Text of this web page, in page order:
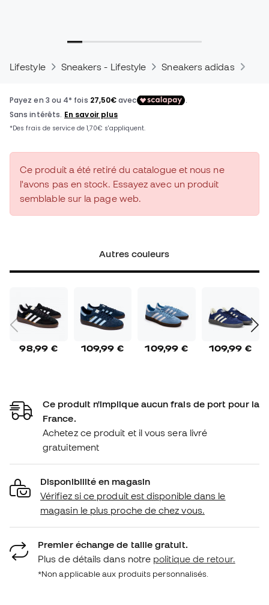
Lifestyle Sneakers - Lifestyle Sneakers adidas
Ce produit a été retiré du catalogue et nous ne
l'avons pas en stock. Essayez avec un produit
semblable sur la page web.
Autres couleurs
98,99 € 109,99 € 109,99 € 109,99 €
Ce produit n'implique aucun frais de port pour la
France.
Achetez ce produit et il vous sera livré
gratuitement
Disponibilité en magasin
Vérifiez si ce produit est disponible dans le
magasin le plus proche de chez vous.
Premier échange de taille gratuit.
Plus de détails dans notre politique de retour.
*Non applicable aux produits personnalisés.